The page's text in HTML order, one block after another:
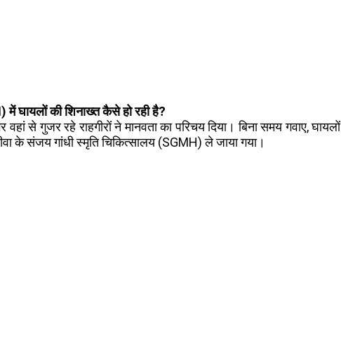
घायलों की शिनाख्त कैसे हो रही है?
से गुजर रहे राहगीरों ने मानवता का परिचय दिया। बिना समय गवाए, घायलों
के संजय गांधी स्मृति चिकित्सालय (SGMH) ले जाया गया।